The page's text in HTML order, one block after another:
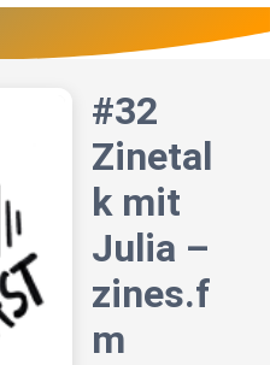
#32
Zinetal
k mit
Julia –
zines.f
m